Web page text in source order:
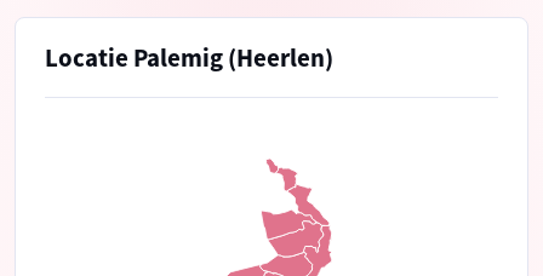
Locatie Palemig (Heerlen)